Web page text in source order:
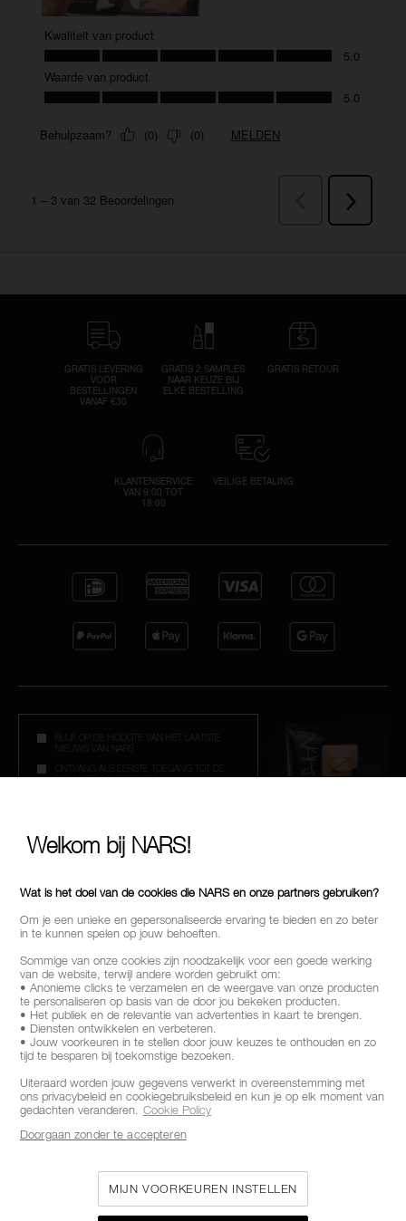
GRATIS LEVERING
VOOR
BESTELLINGEN
VANAF €30
GRATIS 2 SAMPLES
NAAR KEUZE BIJ
ELKE BESTELLING
GRATIS RETOUR
KLANTENSERVICE
VAN 9:00 TOT
18:00
VEILIGE BETALING
BLIJF OP DE HOOGTE VAN HET LAATSTE
NIEUWS VAN NARS
ONTVANG ALS EERSTE TOEGANG TOT DE
NIEUWSTE LANCERINGEN
NOG MEER EXTRA'S
Schrijf je in voor de nieuwsbrief en ontvang -10%* korting!
Ontdek als eerste de nieuwste producten en aanbiedingen.
*
WAT IS JE E-MAILADRES?
INSCHRIJVEN
Welkom bij NARS!
Wat is het doel van de cookies die NARS en onze partners gebruiken?
Om je een unieke en gepersonaliseerde ervaring te bieden en zo beter
in te kunnen spelen op jouw behoeften.
Sommige van onze cookies zijn noodzakelijk voor een goede werking
van de website, terwijl andere worden gebruikt om:
• Anonieme clicks te verzamelen en de weergave van onze producten
te personaliseren op basis van de door jou bekeken producten.
• Het publiek en de relevantie van advertenties in kaart te brengen.
• Diensten ontwikkelen en verbeteren.
• Jouw voorkeuren in te stellen door jouw keuzes te onthouden en zo
tijd te besparen bij toekomstige bezoeken.
Uiteraard worden jouw gegevens verwerkt in overeenstemming met
ons privacybeleid en cookiegebruiksbeleid en kun je op elk moment van
gedachten veranderen. Cookie Policy
MIJN VOORKEUREN INSTELLEN
Doorgaan zonder te accepteren